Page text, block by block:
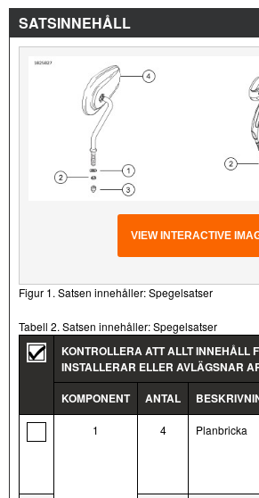
SATSINNEHÅLL
VIEW INTERACTIVE
Figur 1. Satsen innehåller: Spegelsatser
Tabell 2. Satsen innehåller: Spegelsatser
KONTROLLERA ATT ALLT INNEHÅLL
INSTALLERAR ELLER AVLÄGSNAR
KOMPONENT
ANTAL
1 4 Planbricka